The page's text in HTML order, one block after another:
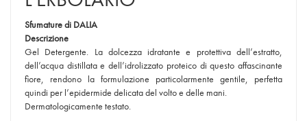
Sfumature di DALIA
Descrizione
Gel Detergente. La dolcezza idratante e protettiva dell’estratto,
dell’acqua distillata e dell’idrolizzato proteico di questo affascinante
fiore, rendono la formulazione particolarmente gentile, perfetta
quindi per l’epidermide delicata del volto e delle mani.
Dermatologicamente testato.